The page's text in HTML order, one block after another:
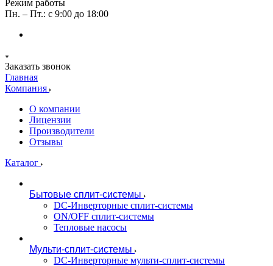
Режим работы
Пн. – Пт.: с 9:00 до 18:00
Заказать звонок
Главная
Компания
О компании
Лицензии
Производители
Отзывы
Каталог
Бытовые сплит-системы
DC-Инверторные сплит-системы
ON/OFF сплит-системы
Тепловые насосы
Мульти-сплит-системы
DC-Инверторные мульти-сплит-системы